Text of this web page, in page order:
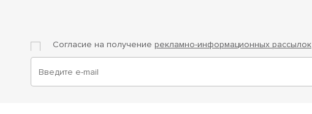
Согласие на получение рекламно-информационных рассылок